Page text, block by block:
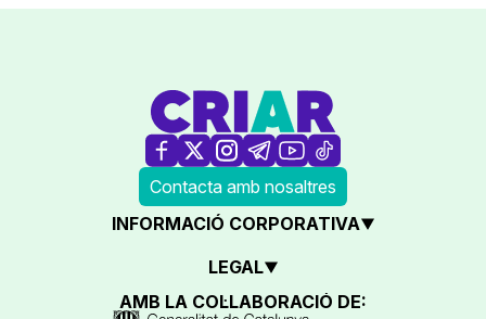
Contacta amb nosaltres
INFORMACIÓ CORPORATIVA
LEGAL
AMB LA COL·LABORACIÓ DE: